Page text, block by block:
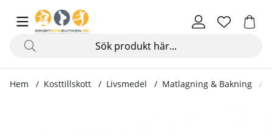
Hem Kosttillskott Livsmedel Matlagning & Bakning